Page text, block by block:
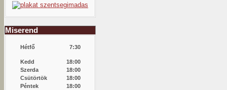
Miserend
Hétfő 7:30
Kedd
18:00
Szerda
18:00
Csütörtök
18:00
Péntek
18:00